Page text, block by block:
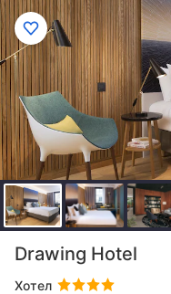
Drawing Hotel
Хотел